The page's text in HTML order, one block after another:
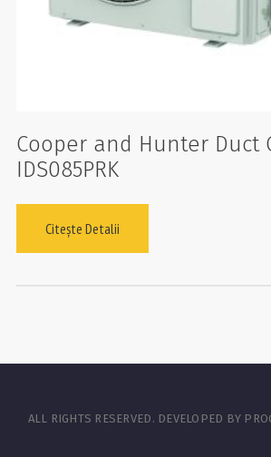
Cooper and Hunter Duct
IDS085PRK
Citește Detalii
ALL RIGHTS RESERVED. DEVELOPED BY